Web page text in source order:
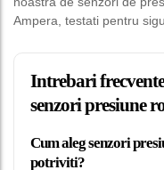
Ampera, testati pentru
Intrebari
senzori presiune
Cum aleg senzori
potriviti?